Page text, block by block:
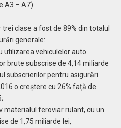
A3 – A7).
clase a fost de 89% din totalul
generale:
utilizarea vehiculelor auto
brute subscrise de 4,14 miliarde
subscrierilor pentru asigurări
o creștere cu 26% față de
materialul feroviar rulant, cu un
de 1,75 miliarde lei,